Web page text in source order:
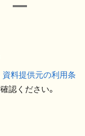
資料提供元の利用条
認ください。